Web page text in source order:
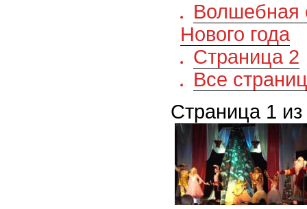
Волшебная
Нового года
Страница 2
Все
Страница 1 из